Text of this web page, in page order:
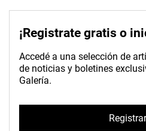
¡Registrate gratis o
Accedé a una selección de
de noticias y boletines
Galería.